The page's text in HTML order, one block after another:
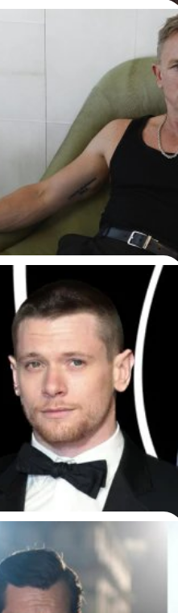
ดูภาพยนตร์ของพวกคุณบ้าง
คำถามดังกล่าว เขาก็เริ่มอยู่ไม่
ที่ Blockbusters ยังไม่บูม ผม
ลาที่ผมเดินเข้าไปใน
งที่ตัวเองสร้าง) วางอยู่บนชั้น
ใต้เคาน์เตอร์ทันที ผมรู้ว่าทำ
ย่างน้อยขอแค่มีหนึ่งคนที่ไม่ได้ดู
ะตื้อถามเครกว่ามีภาพยนตร์
ดว่า “ผมจะไม่ไปยุ่งกับมัน”
คนตอบคำถามต่อแทน สำหรับ
คำนิยามของภาพยนตร์เรื่องดัง
นตร์ด้วย?…
โชว์ลีลาเต้นสุดยียวน
กำกับโดย Taika
สลัดภาพสายลับมาดเท่ โชว์
ษณาวอดก้า Belvedere กำกับ
ทีที (Taika Waititi)
O’Connellรับบท
Craig) วางมือจากบท เจมส์
Time to Die’ ทางผู้สร้างก็เริ่ม
ทนี้ทันที ซึ่งนับตั้งแต่ที่เครก
โผล่ขึ้นมามากมาย เช่น อิดริส
ลสตัน (Tom Hiddleston) จน
แต่ต่อมารายชื่อเหล่า
คิล จี. วิลสัน (Michael G.
ไชส์ออกมาประกาศว่า 007 คน
ๆ ต้องเป็นนักแสดงที่ไม่เด็ก
นที่จะถ่ายทอดบทบอนด์ สมัย
วย และล่าสุดก็มีชื่อของ แจ็ค
นักแสดงวัย 32 ปี…
ago
งเกือบได้เป็น 007 ใน